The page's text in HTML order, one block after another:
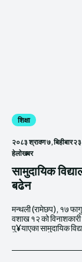
शिक्षा
२०८३ श्रावण ७, बिहीबार
हेलाेखबर
सामुदायिक
बढेन
मन्थली (रामेछप), १७
वशाख १२ को
पु¥याएका सामुदायिक
संरचना आकर्षक